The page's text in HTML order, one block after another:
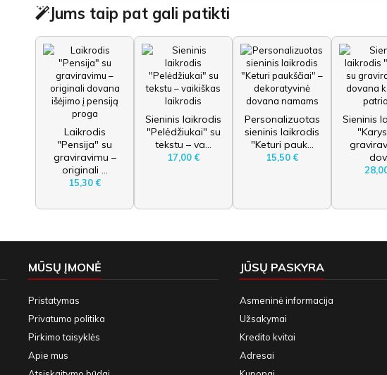
Jums taip pat gali patikti
Laikrodis
"Pensija" su
graviravimu –
originali ...
15,30 €
Sieninis laikrodis
"Pelėdžiukai" su
tekstu – va...
17,00 €
Personalizuotas
sieninis laikrodis
"Keturi pauk...
15,50 €
Sieninis
MŪSŲ ĮMONĖ
Pristatymas
Privatumo politika
Pirkimo taisyklės
Apie mus
JŪSŲ PASKYRA
Asmeninė informacija
Užsakymai
Kredito kvitai
Adresai